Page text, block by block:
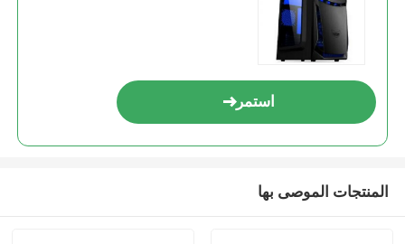
استمر
المنتجات الموصى بها